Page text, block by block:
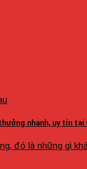
nhanh, uy tín tại
đó là những gì